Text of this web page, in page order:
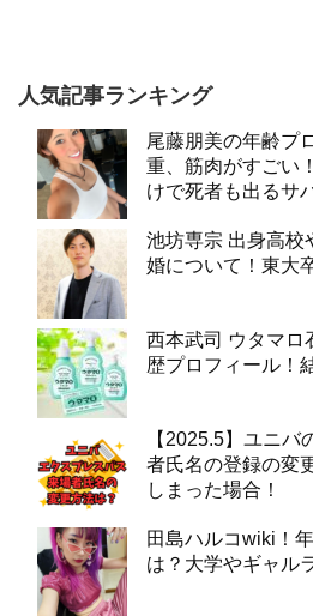
人気記事ランキング
尾藤朋美の年齢プ
重、筋肉がすごい
けで死者も出るサ
池坊専宗 出身高校
婚について！東大
西本武司 ウタマロ
歴プロフィール！
【2025.5】ユニ
者氏名の登録の変
しまった場合！
田島ハルコwiki！
は？大学やギャル